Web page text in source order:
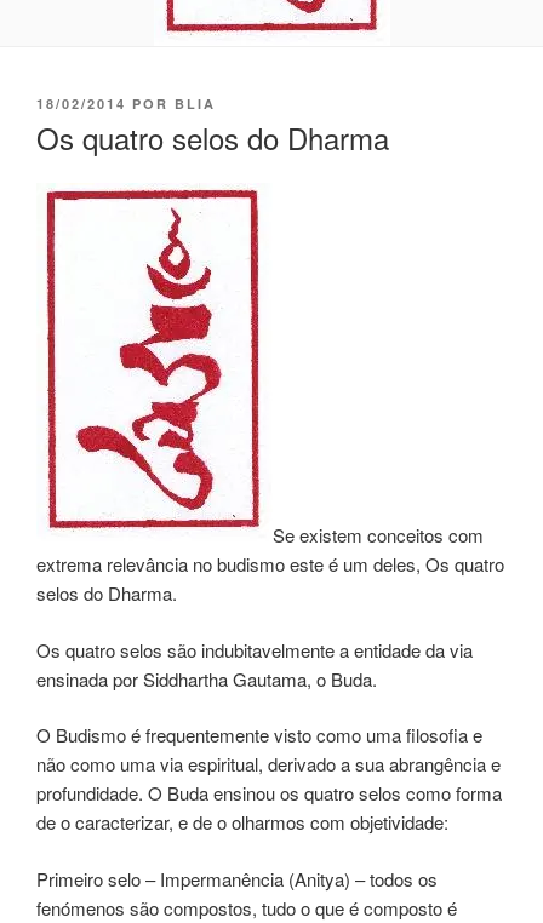
18/02/2014 POR BLIA
Os quatro selos do Dharma
Se existem conceitos com
extrema relevância no budismo este é um deles, Os quatro
selos do Dharma.
Os quatro selos são indubitavelmente a entidade da via
ensinada por Siddhartha Gautama, o Buda.
O Budismo é frequentemente visto como uma filosofia e
não como uma via espiritual, derivado a sua abrangência e
profundidade. O Buda ensinou os quatro selos como forma
de o caracterizar, e de o olharmos com objetividade:
Primeiro selo – Impermanência (Anitya) – todos os
fenómenos são compostos, tudo o que é composto é